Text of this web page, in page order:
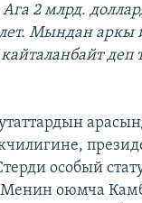
Ага 2 млрд.
Мындан аркы
особый
Менин оюмча